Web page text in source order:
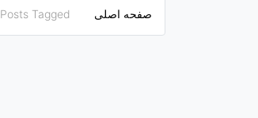
صفحه اصلی Posts Tagged "یاماها سی 40 و یاماها سی 80"